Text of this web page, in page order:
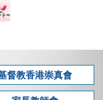
督教香港崇真會